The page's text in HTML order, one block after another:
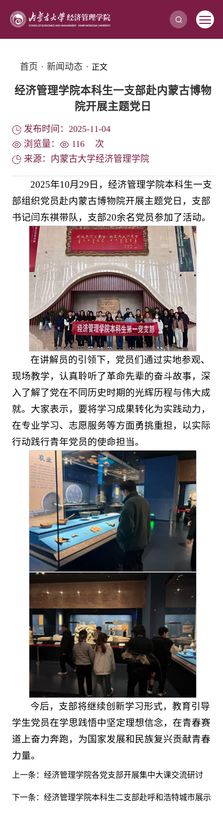
首页 · 新闻动态 · 正文
经济管理学院本科生一支部赴内蒙古博物
院开展主题党日
发布时间：2025-11-04
浏览量：
116
次
来源：内蒙古大学经济管理学院
2025年10月29日，经济管理学院本科生一支
部组织党员赴内蒙古博物院开展主题党日，支部
书记闫东祺带队，支部20余名党员参加了活动。
在讲解员的引领下，党员们通过实地参观、
现场教学，认真聆听了革命先辈的奋斗故事，深
入了解了党在不同历史时期的光辉历程与伟大成
就。大家表示，要将学习成果转化为实践动力，
在专业学习、志愿服务等方面勇挑重担，以实际
行动践行青年党员的使命担当。
今后，支部将继续创新学习形式，教育引导
学生党员在学思践悟中坚定理想信念，在青春赛
道上奋力奔跑，为国家发展和民族复兴贡献青春
力量。
上一条： 经济管理学院各党支部开展集中大课交流研讨
下一条： 经济管理学院本科生二支部赴呼和浩特城市展示